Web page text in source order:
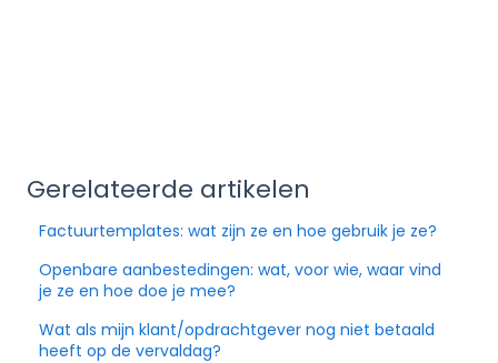
Gerelateerde artikelen
Factuurtemplates: wat zijn ze en hoe gebruik je ze?
Openbare aanbestedingen: wat, voor wie, waar vind
je ze en hoe doe je mee?
Wat als mijn klant/opdrachtgever nog niet betaald
heeft op de vervaldag?